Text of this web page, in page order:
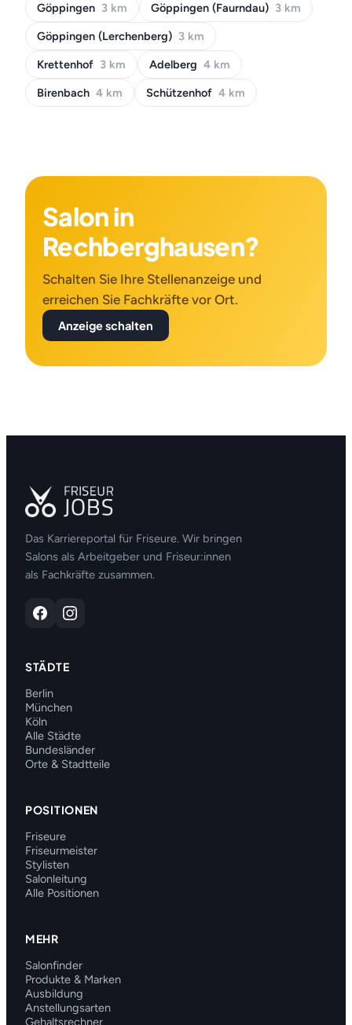
Göppingen 3 km Göppingen (Faurndau) 3 km
Göppingen (Lerchenberg) 3 km
Krettenhof 3 km Adelberg 4 km
Birenbach 4 km Schützenhof 4 km
Salon in
Rechberghausen?
Schalten Sie Ihre Stellenanzeige und
erreichen Sie Fachkräfte vor Ort.
Anzeige schalten
Das Karriereportal für Friseure. Wir bringen
Salons als Arbeitgeber und Friseur:innen
als Fachkräfte zusammen.
STÄDTE
Berlin
München
Köln
Alle Städte
Bundesländer
Orte & Stadtteile
POSITIONEN
Friseure
Friseurmeister
Stylisten
Salonleitung
Alle Positionen
MEHR
Salonfinder
Produkte & Marken
Ausbildung
Anstellungsarten
Gehaltsrechner